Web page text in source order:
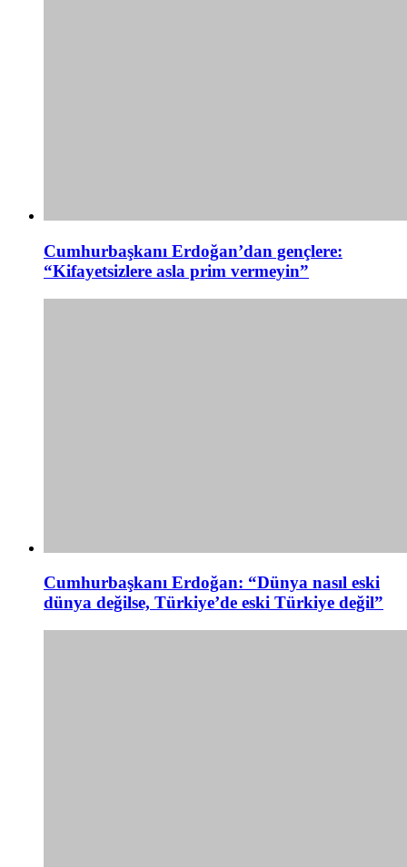
Cumhurbaşkanı Erdoğan’dan gençlere:
“Kifayetsizlere asla prim vermeyin”
Cumhurbaşkanı Erdoğan: “Dünya nasıl eski
dünya değilse, Türkiye’de eski Türkiye değil”